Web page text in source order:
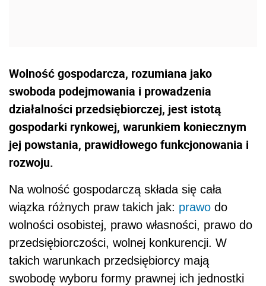
Wolność gospodarcza, rozumiana jako
swoboda podejmowania i prowadzenia
działalności przedsiębiorczej, jest istotą
gospodarki rynkowej, warunkiem koniecznym
jej powstania, prawidłowego funkcjonowania i
rozwoju.
Na wolność gospodarczą składa się cała
wiązka różnych praw takich jak: prawo do
wolności osobistej, prawo własności, prawo do
przedsiębiorczości, wolnej konkurencji. W
takich warunkach przedsiębiorcy mają
swobodę wyboru formy prawnej ich jednostki